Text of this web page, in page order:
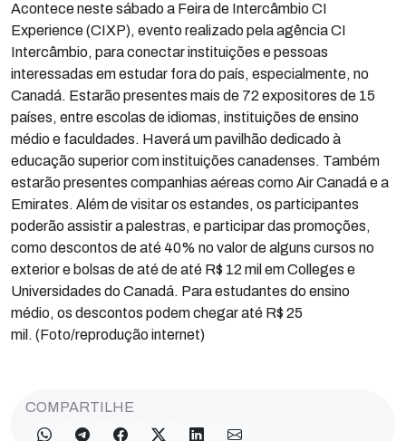
Acontece neste sábado a Feira de Intercâmbio CI
Experience (CIXP), evento realizado pela agência CI
Intercâmbio, para conectar instituições e pessoas
interessadas em estudar fora do país, especialmente, no
Canadá. Estarão presentes mais de 72 expositores de 15
países, entre escolas de idiomas, instituições de ensino
médio e faculdades. Haverá um pavilhão dedicado à
educação superior com instituições canadenses. Também
estarão presentes companhias aéreas como Air Canadá e a
Emirates. Além de visitar os estandes, os participantes
poderão assistir a palestras, e participar das promoções,
como descontos de até 40% no valor de alguns cursos no
exterior e bolsas de até de até R$ 12 mil em Colleges e
Universidades do Canadá. Para estudantes do ensino
médio, os descontos podem chegar até R$ 25
mil. (Foto/reprodução internet)
COMPARTILHE